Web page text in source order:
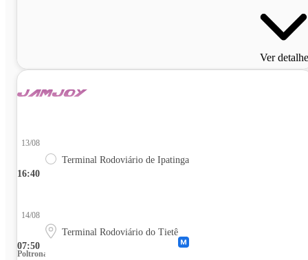
Ver
16:40
13/08
Terminal Rodoviário de Ipatinga
07:50
14/08
Terminal Rodoviário do Tietê
Poltrona